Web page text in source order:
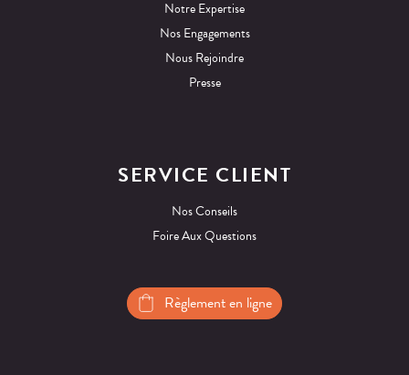
Notre Expertise
Nos Engagements
Nous Rejoindre
Presse
SERVICE CLIENT
Nos Conseils
Foire Aux Questions
Règlement en ligne